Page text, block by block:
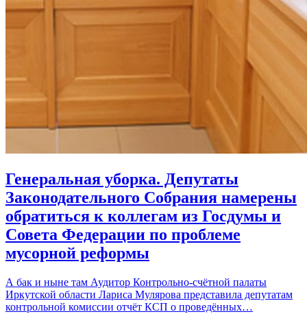
Генеральная уборка. Депутаты
Законодательного Собрания намерены
обратиться к коллегам из Госдумы и
Совета Федерации по проблеме
мусорной реформы
А бак и ныне там Аудитор Контрольно-счётной палаты
Иркутской области Лариса Мулярова представила депутатам
контрольной комиссии отчёт КСП о проведённых…